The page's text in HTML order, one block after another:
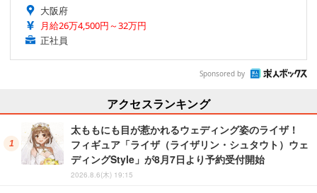
大阪府
月給26万4,500円～32万円
正社員
Sponsored by
アクセスランキング
太ももにも目が惹かれるウェディング姿のライザ！
フィギュア「ライザ（ライザリン・シュタウト）ウェ
ディングStyle」が8月7日より予約受付開始
2026.8.6(木) 19:15